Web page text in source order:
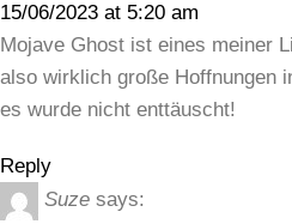
15/06/2023 at 5:20 am
Mojave Ghost ist eines meiner
also wirklich große Hoffnungen
es wurde nicht enttäuscht!
Reply
Suze says: